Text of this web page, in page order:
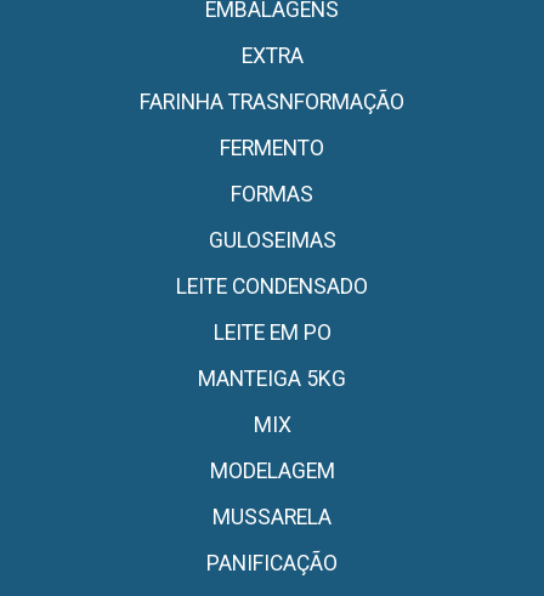
EMBALAGENS
EXTRA
FARINHA TRASNFORMAÇÃO
FERMENTO
FORMAS
GULOSEIMAS
LEITE CONDENSADO
LEITE EM PO
MANTEIGA 5KG
MIX
MODELAGEM
MUSSARELA
PANIFICAÇÃO